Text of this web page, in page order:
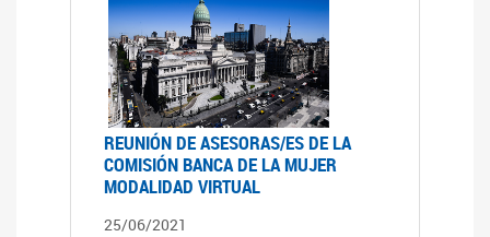
REUNIÓN DE ASESORAS/ES DE LA
COMISIÓN BANCA DE LA MUJER
MODALIDAD VIRTUAL
25/06/2021